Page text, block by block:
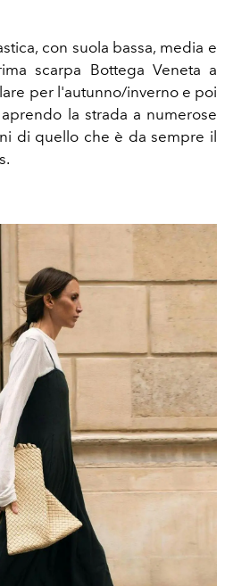
con suola bassa, media e
scarpa Bottega Veneta a
per l'autunno/inverno e poi
la strada a numerose
di quello che è da sempre il